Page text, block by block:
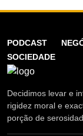
PODCAST
SOCIEDADE
Decidimos levar e
rigidez moral e
porção de